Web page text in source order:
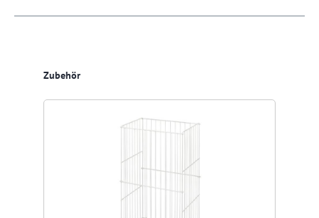
Produktgalerie überspringen
Zubehör